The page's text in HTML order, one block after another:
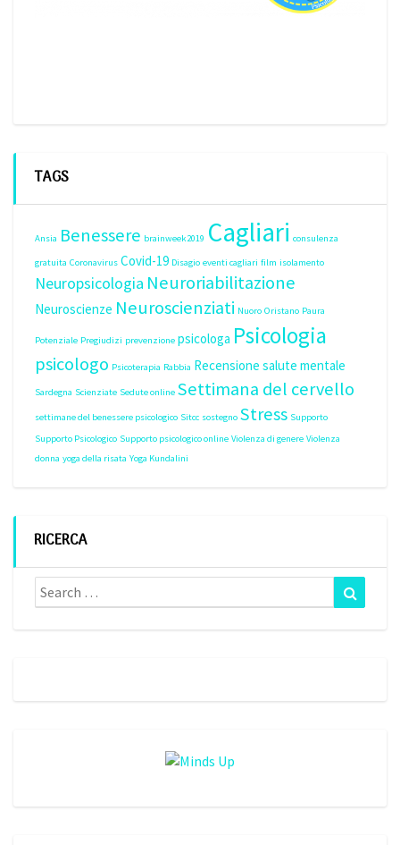
TAGS
Ansia Benessere brainweek2019 Cagliari consulenza
gratuita Coronavirus Covid-19 Disagio eventi cagliari film isolamento
Neuropsicologia Neuroriabilitazione
Neuroscienze Neuroscienziati Nuoro Oristano Paura
Potenziale Pregiudizi prevenzione psicologa Psicologia
psicologo Psicoterapia Rabbia Recensione salute mentale
Sardegna Scienziate Sedute online Settimana del cervello
settimane del benessere psicologico Sitcc sostegno Stress Supporto
Supporto Psicologico Supporto psicologico online Violenza di genere Violenza
donna yoga della risata Yoga Kundalini
RICERCA
Search
for: